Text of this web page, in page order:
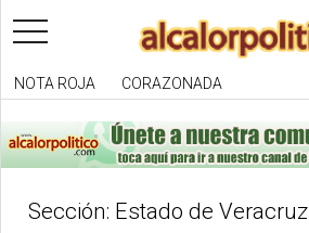
toggle
navigation
NOTA ROJA CORAZONADA
Sección: Estado de Veracruz